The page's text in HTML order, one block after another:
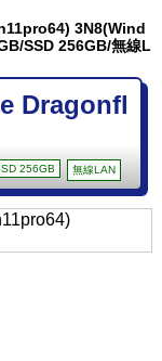
3N8(Wind
SSD 256GB/無線L
Dragonfl
256GB 無線LAN